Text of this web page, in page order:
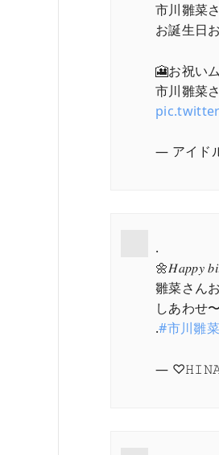
市川雛菜
お誕生日
🎦お祝い
市川雛菜
— アイド
.
🌼𝐻𝑎𝑝𝑝𝑦
雛菜さん
しあわせ
.#市川雛
—